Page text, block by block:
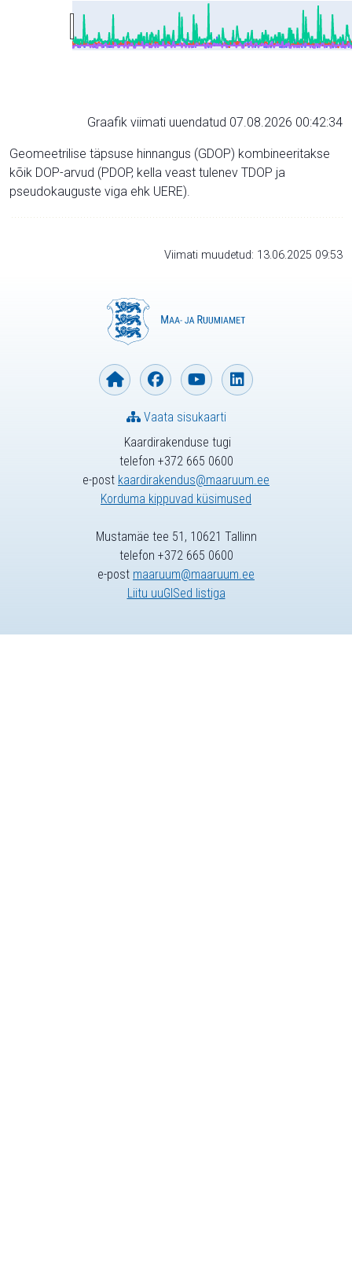
Graafik viimati uuendatud 07.08.2026 00:42:34
Geomeetrilise täpsuse hinnangus (GDOP) kombineeritakse
kõik DOP-arvud (PDOP, kella veast tulenev TDOP ja
pseudokauguste viga ehk UERE).
Viimati muudetud: 13.06.2025 09:53
Kaardirakenduse tugi
telefon +372 665 0600
e-post kaardirakendus@maaruum.ee
Korduma kippuvad küsimused
Vaata sisukaarti
Mustamäe tee 51, 10621 Tallinn
telefon +372 665 0600
e-post maaruum@maaruum.ee
Liitu uuGISed listiga